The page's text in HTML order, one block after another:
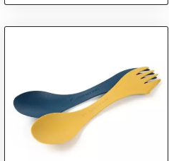
doboz, rózsaszín, méret